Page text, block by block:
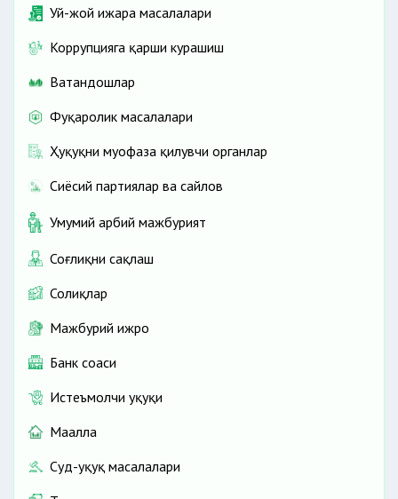
Уй-жой ижара масалалари
Коррупцияга қарши курашиш
Ватандошлар
Фуқаролик масалалари
Ҳуқуқни муҳофаза қилувчи органлар
Сиёсий партиялар ва сайлов
Умумий ҳарбий мажбурият
Соғлиқни сақлаш
Солиқлар
Мажбурий ижро
Банк соҳаси
Истеъмолчи ҳуқуқи
Маҳалла
Суд-ҳуқуқ масалалари